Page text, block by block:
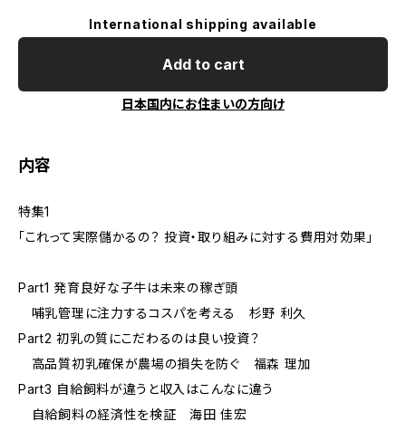
International shipping available
Add to cart
日本国内にお住まいの方向け
内容
特集1
「これって実際儲かるの？ 投資・取り組みに対する費用対効果」
Part1 発育良好な子牛は未来の稼ぎ頭
哺乳管理に注力するコスパを考える 杉野 利久
Part2 初乳の質にこだわるのは良い投資？
高品質初乳確保が農場の損失を防ぐ 福森 理加
Part3 自給飼料が違うと収入はこんなに違う
自給飼料の経済性を検証 海田 佳宏